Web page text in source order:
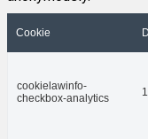
Cookie
cookielawinfo-
checkbox-analytics